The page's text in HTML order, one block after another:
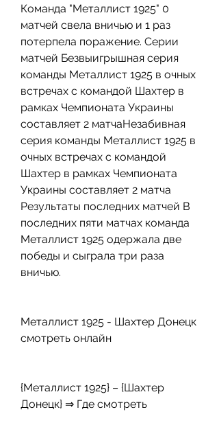
Команда "Металлист 1925" 0
матчей свела вничью и 1 раз
потерпела поражение. Серии
матчей Безвыигрышная серия
команды Металлист 1925 в очных
встречах с командой Шахтер в
рамках Чемпионата Украины
составляет 2 матчаНезабивная
серия команды Металлист 1925 в
очных встречах с командой
Шахтер в рамках Чемпионата
Украины составляет 2 матча
Результаты последних матчей В
последних пяти матчах команда
Металлист 1925 одержала две
победы и сыграла три раза
вничью.
Металлист 1925 - Шахтер Донецк
смотреть онлайн
{Металлист 1925} – {Шахтер
Донецк} ⇒ Где смотреть